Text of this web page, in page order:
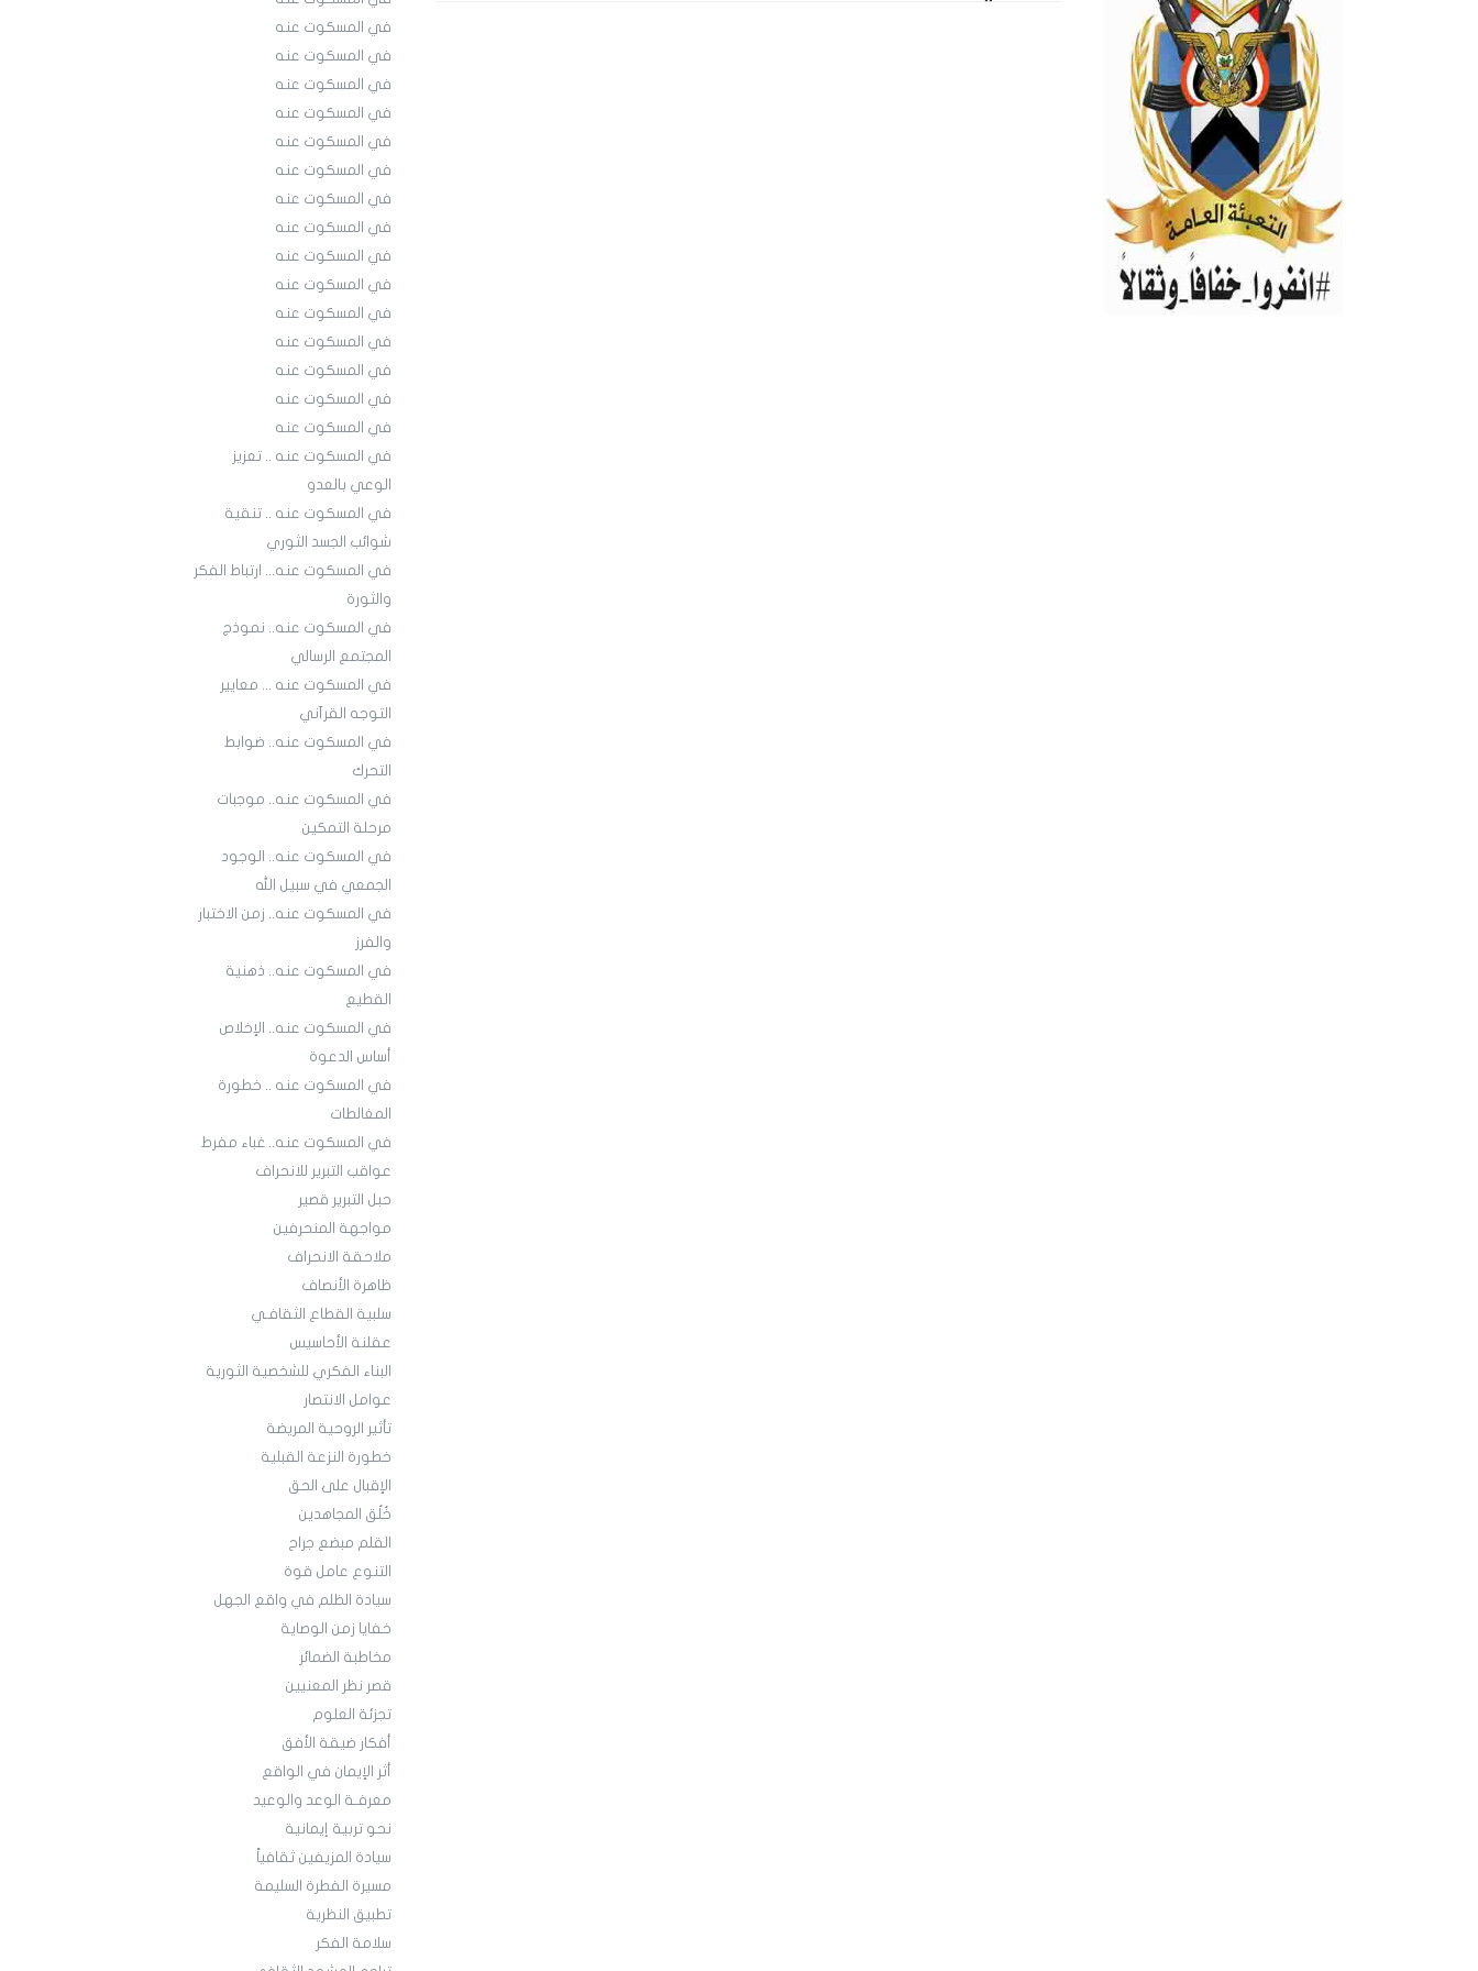
في المسكوت عنه
في المسكوت عنه
في المسكوت عنه
في المسكوت عنه
في المسكوت عنه
في المسكوت عنه
في المسكوت عنه
في المسكوت عنه
في المسكوت عنه
في المسكوت عنه
في المسكوت عنه
في المسكوت عنه
في المسكوت عنه
في المسكوت عنه
في المسكوت عنه
في المسكوت عنه .. تعزيز
الوعي بالعدو
في المسكوت عنه .. تنقية
شوائب الجسد الثوري
في المسكوت عنه... ارتباط الفكر
والثورة
في المسكوت عنه.. نموذج
المجتمع الرسالي
في المسكوت عنه ... معايير
التوجه القرآني
في المسكوت عنه.. ضوابط
التحرك
في المسكوت عنه.. موجبات
مرحلة التمكين
في المسكوت عنه.. الوجود
الجمعي في سبيل الله
في المسكوت عنه.. زمن الاختبار
والفرز
في المسكوت عنه.. ذهنية
القطيع
في المسكوت عنه.. الإخلاص
أساس الدعوة
في المسكوت عنه .. خطورة
المغالطات
في المسكوت عنه.. غباء مفرط
عواقب التبرير للانحراف
حبل التبرير قصير
مواجهة المنحرفين
ملاحقة الانحراف
ظاهرة الأنصاف
سلبية القطاع الثقافـي
عقلنة الأحاسيس
البناء الفكري للشخصية الثورية
عوامل الانتصار
تأثير الروحية المريضة
خطورة النزعة القبلية
الإقبال على الحق
خُلُق المجاهدين
القلم مبضع جراح
التنوع عامل قوة
سيادة الظلم في واقع الجهل
خفايا زمن الوصاية
مخاطبة الضمائر
قصر نظر المعنيين
تجزئة العلوم
أفكار ضيقة الأفق
أثر الإيمان في الواقع
معرفـة الوعد والوعيد
نحو تربية إيمانية
سيادة المزيفين ثقافياً
مسيرة الفطرة السليمة
تطبيق النظرية
سلامة الفكر